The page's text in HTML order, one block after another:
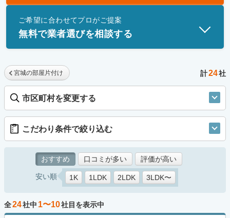
士」資格を持つ事業者のみ掲載しています。
ご希望に合わせてプロがご提案
無料で業者選びを相談する
宮城の部屋片付け 計24社
市区町村を変更する
こだわり条件で絞り込む
おすすめ 口コミが多い 評価が高い
安い順 1K 1LDK 2LDK 3LDK〜
全24社中 1〜10社目を表示中